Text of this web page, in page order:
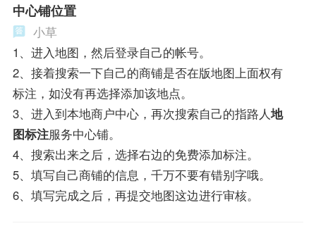
中心铺位置
小草
1、进入地图，然后登录自己的帐号。
2、接着搜索一下自己的商铺是否在版地图上面权有
标注，如没有再选择添加该地点。
3、进入到本地商户中心，再次搜索自己的指路人地
图标注服务中心铺。
4、搜索出来之后，选择右边的免费添加标注。
5、填写自己商铺的信息，千万不要有错别字哦。
6、填写完成之后，再提交地图这边进行审核。